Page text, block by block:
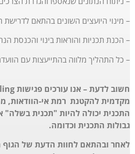
– מינוי היועצים השונים בהתאם לדרישת
– הכנת תכניות והוראות בינוי והכנסת
– כל התהליך מלווה בהתייעצות עם
מקדמית להקטנת רמת אי-הוודאות,
התכנית יכולה להיות "תכנית בשלה"
גבולות התכנית וכדומה.
לאחר ובהתאם לחוות הדעת של הגוף